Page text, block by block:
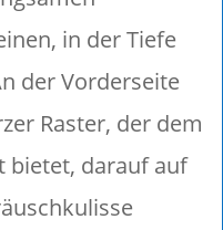
in der Tiefe
der Vorderseite
Raster, der dem
bietet, darauf auf